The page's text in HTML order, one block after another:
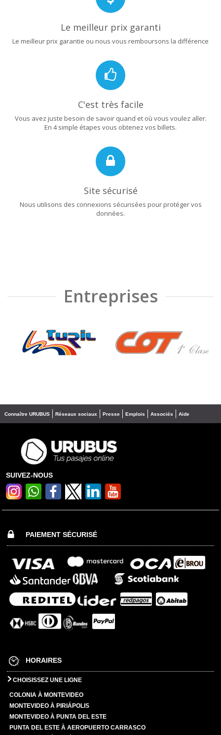
Le meilleur prix garanti
Le meilleur prix garantie ou nous vous remboursons la différence
C'est très facile
Vous avez juste besoin de savoir quand et où vous voulez aller.
En 4 simple étapes vous obtenez vos billets.
Site sécurisé
Nous utilisons des connexions sécurisées pour protéger vos
données.
Entreprises
❮ ❯
Connaître URUBUS Réseaux sociaux Presse Emplois Associés Aide
SUIVEZ-NOUS
PAIEMENT SÉCURISÉ
HORAIRES
CHOISISSEZ UNE LIGNE
COLONIA À MONTEVIDEO
MONTEVIDEO À PIRIÁPOLIS
MONTEVIDEO À PUNTA DEL ESTE
PUNTA DEL ESTE À AEROPUERTO CARRASCO